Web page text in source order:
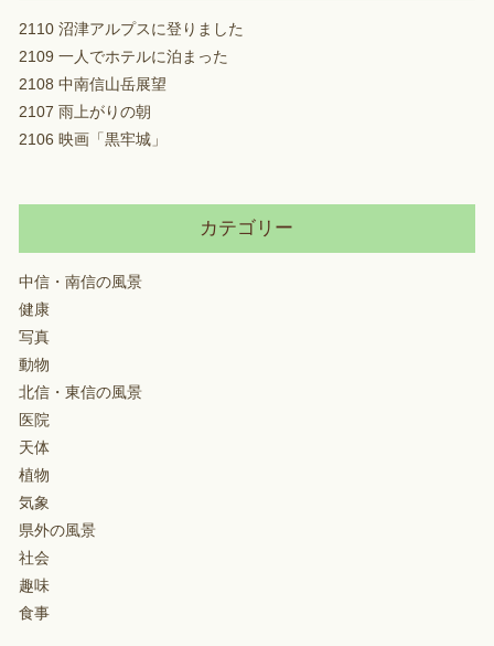
2110 沼津アルプスに登りました
2109 一人でホテルに泊まった
2108 中南信山岳展望
2107 雨上がりの朝
2106 映画「黒牢城」
カテゴリー
中信・南信の風景
健康
写真
動物
北信・東信の風景
医院
天体
植物
気象
県外の風景
社会
趣味
食事